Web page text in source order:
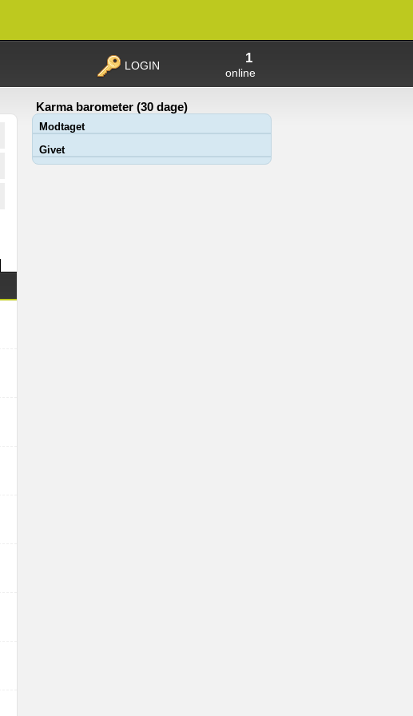
1
online
LOGIN
Karma barometer (30 dage)
Modtaget
Givet